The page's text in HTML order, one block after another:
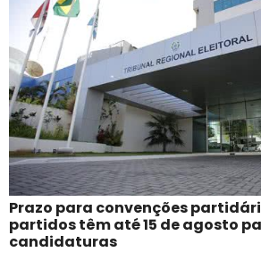
Prazo para convenções
partidos têm até 15 de agosto
candidaturas